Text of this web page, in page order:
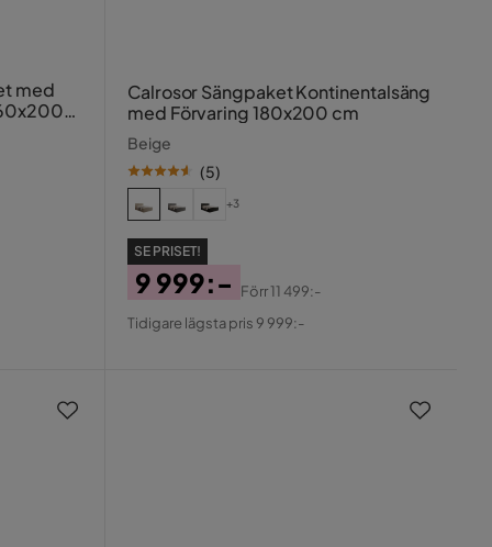
med
Calrosor Sängpaket Kontinentalsäng
med Förvaring 180x200 cm
Beige
(5)
+3
SE PRISET!
Pris
9 999:-
Original
Förr11 499:-
Tidigare lägsta pris 9 999:-